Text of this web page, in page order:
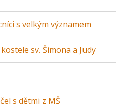
s velkým významem
sv. Šimona a Judy
s dětmi z MŠ